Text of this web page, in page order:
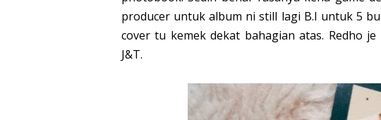
producer untuk album ni still lagi B.I untuk 5
cover tu kemek dekat bahagian atas. Redho
J&T.